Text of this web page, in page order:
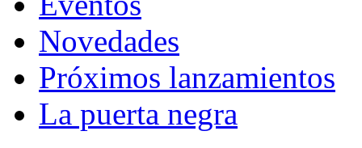
Novedades
Próximos lanzamientos
La puerta negra